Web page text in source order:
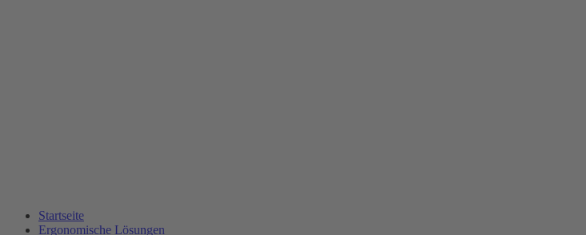
Startseite
Ergonomische Lösungen